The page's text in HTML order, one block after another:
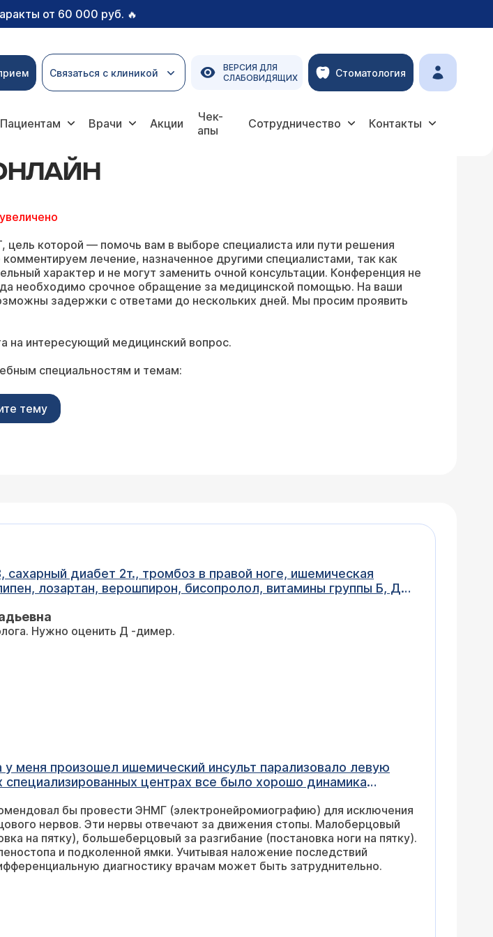
от 60 000 руб. 🔥
Связаться с клиникой
ВЕРСИЯ ДЛЯ
СЛАБОВИДЯЩИХ
Стоматология
Пациентам Врачи Акции
Чек-
апы
Сотрудничество Контакты
которой — помочь вам в выборе специалиста или пути решения
лечение, назначенное другими специалистами, так как
характер и не могут заменить очной консультации. Конференция не
необходимо срочное обращение за медицинской помощью. На ваши
задержки с ответами до нескольких дней. Мы просим проявить
на интересующий медицинский вопрос.
специальностям и темам:
тему
диабет 2т., тромбоз в правой ноге, ишемическая
лозартан, верошпирон, бисопролол, витамины группы Б, Д3,
Нужно оценить Д -димер.
меня произошел ишемический инсульт парализовало левую
центрах все было хорошо динамика
подгибаться
сторону стопы что произошло никто мне не может дать
рефлексотерапия
бы провести ЭНМГ (электронейромиографию) для исключения
нервов. Эти нервы отвечают за движения стопы. Малоберцовый
на пятку), большеберцовый за разгибание (постановка ноги на пятку).
и подколенной ямки. Учитывая наложение последствий
диагностику врачам может быть затруднительно.